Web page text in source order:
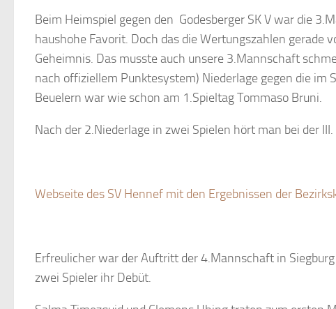
Beim Heimspiel gegen den Godesberger SK V war die
haushohe Favorit. Doch das die Wertungszahlen
Geheimnis. Das musste auch unsere 3.Mannschaft
nach offiziellem Punktesystem) Niederlage gegen die im
Beuelern war wie schon am 1.Spieltag Tommaso Bruni.
Nach der 2.Niederlage in zwei Spielen hört man bei der
Webseite des SV Hennef mit den Ergebnissen der
Erfreulicher war der Auftritt der 4.Mannschaft in
zwei Spieler ihr Debüt.